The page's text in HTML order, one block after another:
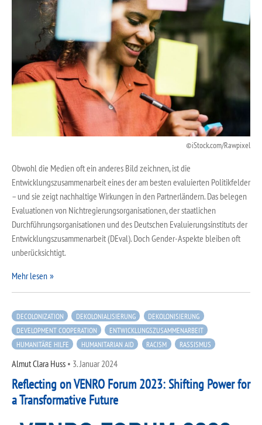
iStock.com/Rawpixel
Obwohl die Medien oft ein anderes Bild zeichnen, ist die
Entwicklungszusammenarbeit eines der am besten evaluierten Politikfelder
– und sie zeigt nachhaltige Wirkungen in den Partnerländern. Das belegen
Evaluationen von Nichtregierungsorganisationen, der staatlichen
Durchführungsorganisationen und des Deutschen Evaluierungsinstituts der
Entwicklungszusammenarbeit (DEval). Doch Gender-Aspekte bleiben oft
unberücksichtigt.
Mehr lesen
DECOLONIZATION DEKOLONIALISIERUNG
DEKOLONISIERUNG
DEVELOPMENT COOPERATION
ENTWICKLUNGSZUSAMMENARBEIT
HUMANITÄRE HILFE
HUMANITARIAN AID RACISM RASSISMUS
Almut Clara Huss • 3. Januar 2024
Reflecting on VENRO Forum 2023: Shifting Power for
a Transformative Future